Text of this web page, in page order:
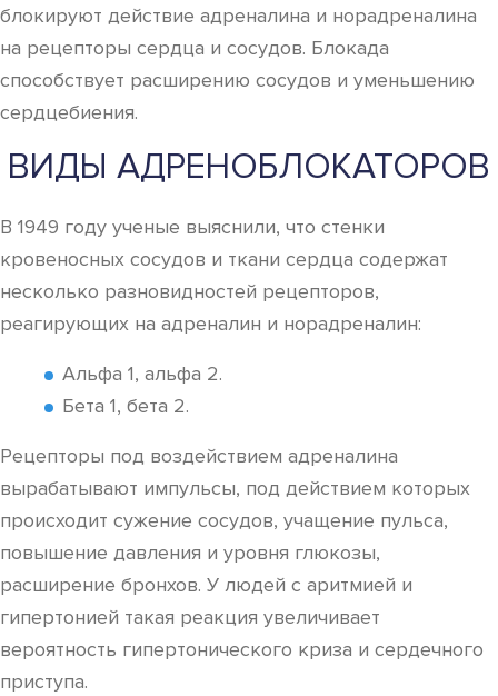
блокируют действие адреналина и норадреналина
на рецепторы сердца и сосудов. Блокада
способствует расширению сосудов и уменьшению
сердцебиения.
ВИДЫ АДРЕНОБЛОКАТОРОВ
В 1949 году ученые выяснили, что стенки
кровеносных сосудов и ткани сердца содержат
несколько разновидностей рецепторов,
реагирующих на адреналин и норадреналин:
Альфа 1, альфа 2.
Бета 1, бета 2.
Рецепторы под воздействием адреналина
вырабатывают импульсы, под действием которых
происходит сужение сосудов, учащение пульса,
повышение давления и уровня глюкозы,
расширение бронхов. У людей с аритмией и
гипертонией такая реакция увеличивает
вероятность гипертонического криза и сердечного
приступа.